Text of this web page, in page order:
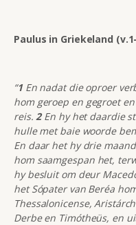
Paulus in Griekeland
“1En nadat die oproer
hom geroep en gegroet
reis.2En hy het daardie
hulle met baie woorde
En daar het hy drie
hom saamgespan het,
hy besluit om deur
het Sópater van Beréa
Thessalonicense,
Derbe en Timótheüs, en